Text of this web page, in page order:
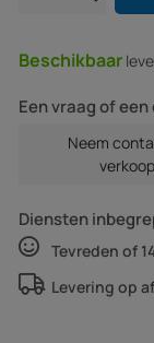
Beschikbaar
Een vraag of
Neem
Diensten
Tevreden of
Levering op